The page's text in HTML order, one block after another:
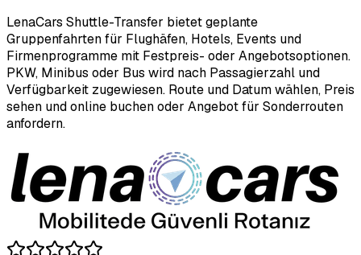
LenaCars Shuttle-Transfer bietet geplante
Gruppenfahrten für Flughäfen, Hotels, Events und
Firmenprogramme mit Festpreis- oder Angebotsoptionen.
PKW, Minibus oder Bus wird nach Passagierzahl und
Verfügbarkeit zugewiesen. Route und Datum wählen, Preis
sehen und online buchen oder Angebot für Sonderrouten
anfordern.